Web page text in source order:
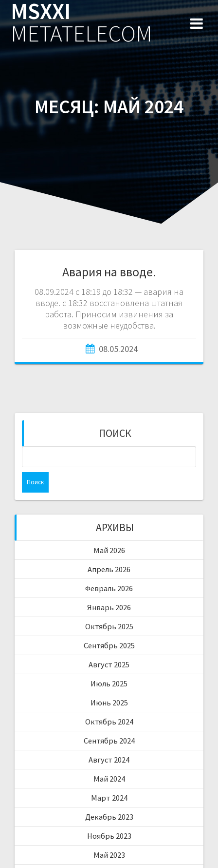
к
содержимому
MSXXI
METATELECOM
МЕСЯЦ: МАЙ 2024
Авария на вводе.
08.09.2024 с 18:19 до 18:32 — авария на
вводе. с 18:32 восстановлена штатная
работа. Приносим извинения за
возможные неудобства.
08.05.2024
ПОИСК
АРХИВЫ
Май 2026
Апрель 2026
Февраль 2026
Январь 2026
Октябрь 2025
Сентябрь 2025
Август 2025
Июль 2025
Июнь 2025
Октябрь 2024
Сентябрь 2024
Август 2024
Май 2024
Март 2024
Декабрь 2023
Ноябрь 2023
Май 2023